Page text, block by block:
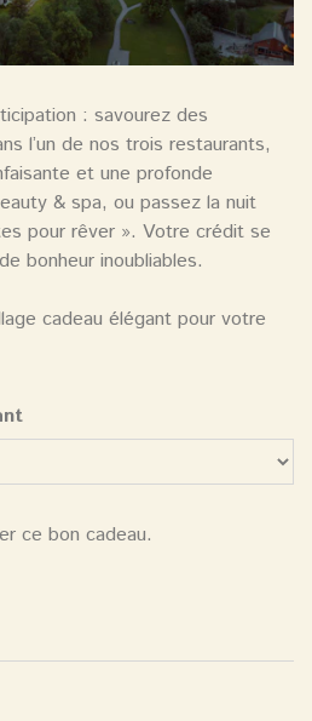
: savourez des
l’un de nos trois restaurants,
et une profonde
& spa, ou passez la nuit
pour rêver ». Votre crédit se
bonheur inoubliables.
cadeau élégant pour votre
ce bon cadeau.